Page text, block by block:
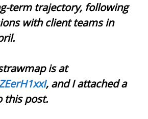
term trajectory, following
with client teams in
is at
, and I attached a
this post.